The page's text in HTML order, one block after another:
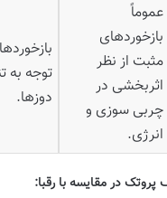
عموماً
بازخوردهای
مثبت از نظر
اثربخشی در
چربی سوزی و
انرژی.
توجه به
دوزها.
در مقایسه با رقبا: